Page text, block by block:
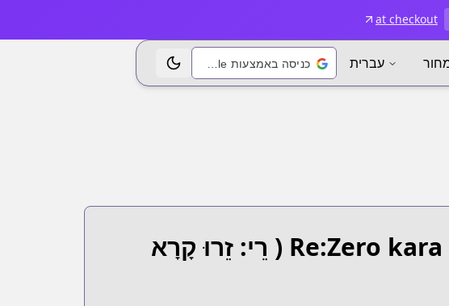
at checkout
עברית החלפת נושא
Re:Zero ( רֵי: זֵרוּ קָרָא